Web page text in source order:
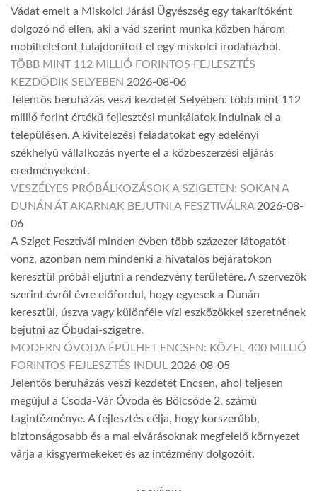
Vádat emelt a Miskolci Járási Ügyészség egy takarítóként
dolgozó nő ellen, aki a vád szerint munka közben három
mobiltelefont tulajdonított el egy miskolci irodaházból.
TÖBB MINT 112 MILLIÓ FORINTOS FEJLESZTÉS
KEZDŐDIK SELYEBEN 2026-08-06
Jelentős beruházás veszi kezdetét Selyében: több mint 112
millió forint értékű fejlesztési munkálatok indulnak el a
településen. A kivitelezési feladatokat egy edelényi
székhelyű vállalkozás nyerte el a közbeszerzési eljárás
eredményeként.
VESZÉLYES PRÓBÁLKOZÁSOK A SZIGETEN: SOKAN A
DUNÁN ÁT AKARNAK BEJUTNI A FESZTIVÁLRA 2026-08-
06
A Sziget Fesztivál minden évben több százezer látogatót
vonz, azonban nem mindenki a hivatalos bejáratokon
keresztül próbál eljutni a rendezvény területére. A szervezők
szerint évről évre előfordul, hogy egyesek a Dunán
keresztül, úszva vagy különféle vízi eszközökkel szeretnének
bejutni az Óbudai-szigetre.
MODERN ÓVODA ÉPÜLHET ENCSEN: KÖZEL 400 MILLIÓ
FORINTOS FEJLESZTÉS INDUL 2026-08-05
Jelentős beruházás veszi kezdetét Encsen, ahol teljesen
megújul a Csoda-Vár Óvoda és Bölcsőde 2. számú
tagintézménye. A fejlesztés célja, hogy korszerűbb,
biztonságosabb és a mai elvárásoknak megfelelő környezet
várja a kisgyermekeket és az intézmény dolgozóit.